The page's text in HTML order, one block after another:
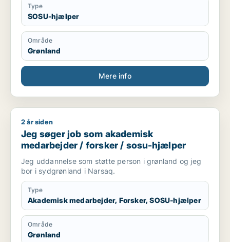
Type
SOSU-hjælper
Område
Grønland
Mere info
Jeg søger job som akademisk medarbejder / forsker /
2 år siden
Jeg søger job som akademisk
medarbejder / forsker / sosu-hjælper
Jeg uddannelse som støtte person i grønland og jeg
bor i sydgrønland i Narsaq.
Type
Akademisk medarbejder, Forsker, SOSU-hjælper
Område
Grønland